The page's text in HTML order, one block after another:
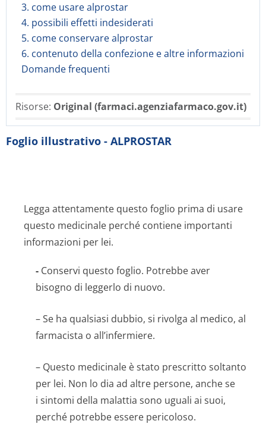
3. come usare alprostar
4. possibili effetti indesiderati
5. come conservare alprostar
6. contenuto della confezione e altre informazioni
Domande frequenti
Risorse: Original (farmaci.agenziafarmaco.gov.it)
Foglio illustrativo - ALPROSTAR
Legga attentamente questo foglio prima di usare
questo medicinale perché contiene importanti
informazioni per lei.
- Conservi questo foglio. Potrebbe aver
bisogno di leggerlo di nuovo.
– Se ha qualsiasi dubbio, si rivolga al medico, al
farmacista o all’infermiere.
– Questo medicinale è stato prescritto soltanto
per lei. Non lo dia ad altre persone, anche se
i sintomi della malattia sono uguali ai suoi,
perché potrebbe essere pericoloso.